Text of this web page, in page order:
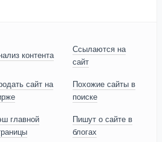
контента
Ссылаются на
сайт
сайт на
Похожие сайты в
поиске
главной
Пишут о сайте в
блогах